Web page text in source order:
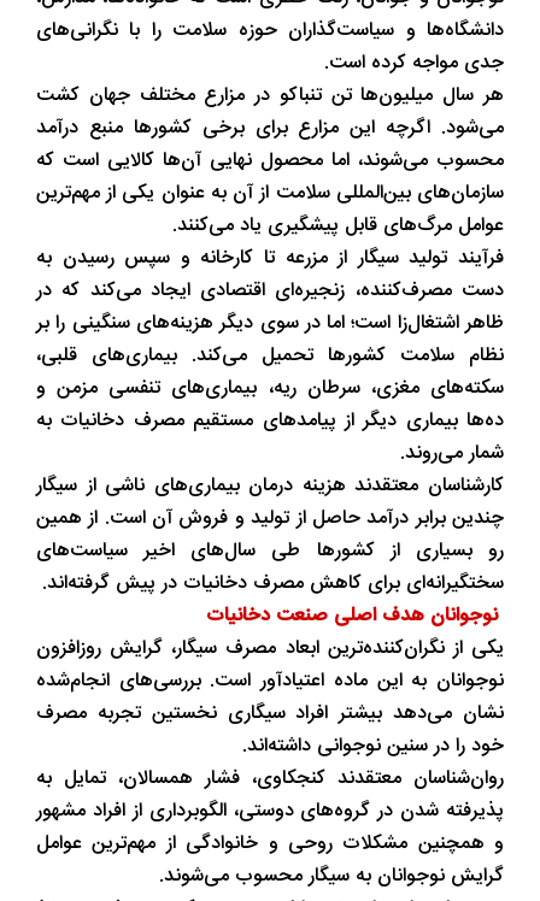
دانشگاه‌ها و سیاست‌گذاران حوزه سلامت را با نگرانی‌های
جدی مواجه کرده است.
هر سال میلیون‌ها تن تنباکو در مزارع مختلف جهان کشت
می‌شود. اگرچه این مزارع برای برخی کشورها منبع درآمد
محسوب می‌شوند، اما محصول نهایی آن‌ها کالایی است که
سازمان‌های بین‌المللی سلامت از آن به عنوان یکی از مهم‌ترین
عوامل مرگ‌های قابل پیشگیری یاد می‌کنند.
فرآیند تولید سیگار از مزرعه تا کارخانه و سپس رسیدن به
دست مصرف‌کننده، زنجیره‌ای اقتصادی ایجاد می‌کند که در
ظاهر اشتغال‌زا است؛ اما در سوی دیگر هزینه‌های سنگینی را بر
نظام سلامت کشورها تحمیل می‌کند. بیماری‌های قلبی،
سکته‌های مغزی، سرطان ریه، بیماری‌های تنفسی مزمن و
ده‌ها بیماری دیگر از پیامدهای مستقیم مصرف دخانیات به
شمار می‌روند.
کارشناسان معتقدند هزینه درمان بیماری‌های ناشی از سیگار
چندین برابر درآمد حاصل از تولید و فروش آن است. از همین
رو بسیاری از کشورها طی سال‌های اخیر سیاست‌های
سختگیرانه‌ای برای کاهش مصرف دخانیات در پیش گرفته‌اند.
نوجوانان هدف اصلی صنعت دخانیات
یکی از نگران‌کننده‌ترین ابعاد مصرف سیگار، گرایش روزافزون
نوجوانان به این ماده اعتیادآور است. بررسی‌های انجام‌شده
نشان می‌دهد بیشتر افراد سیگاری نخستین تجربه مصرف
خود را در سنین نوجوانی داشته‌اند.
روان‌شناسان معتقدند کنجکاوی، فشار همسالان، تمایل به
پذیرفته شدن در گروه‌های دوستی، الگوبرداری از افراد مشهور
و همچنین مشکلات روحی و خانوادگی از مهم‌ترین عوامل
گرایش نوجوانان به سیگار محسوب می‌شوند.